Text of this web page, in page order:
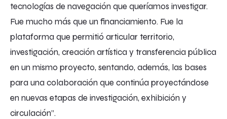
tecnologías de navegación que queríamos investigar.
Fue mucho más que un financiamiento. Fue la
plataforma que permitió articular territorio,
investigación, creación artística y transferencia pública
en un mismo proyecto, sentando, además, las bases
para una colaboración que continúa proyectándose
en nuevas etapas de investigación, exhibición y
circulación”.